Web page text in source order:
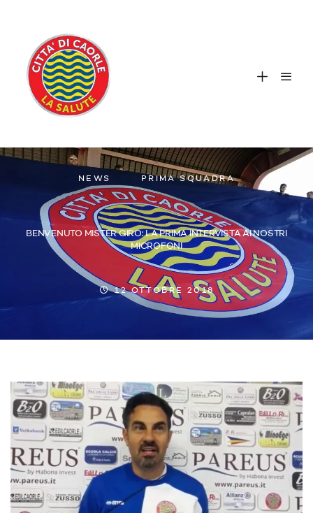
NEWS PRIMA SQUADRA
BENVENUTO MISTER GIRO: LA PRIMA INTERVISTA AI NOSTRI
MICROFONI
12 OTTOBRE 2018